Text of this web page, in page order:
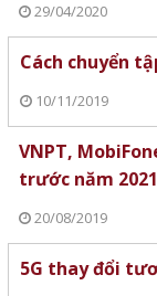
29/04/2020
Cách chuyển
10/11/2019
VNPT,
trước năm 2021
20/08/2019
5G thay đổi